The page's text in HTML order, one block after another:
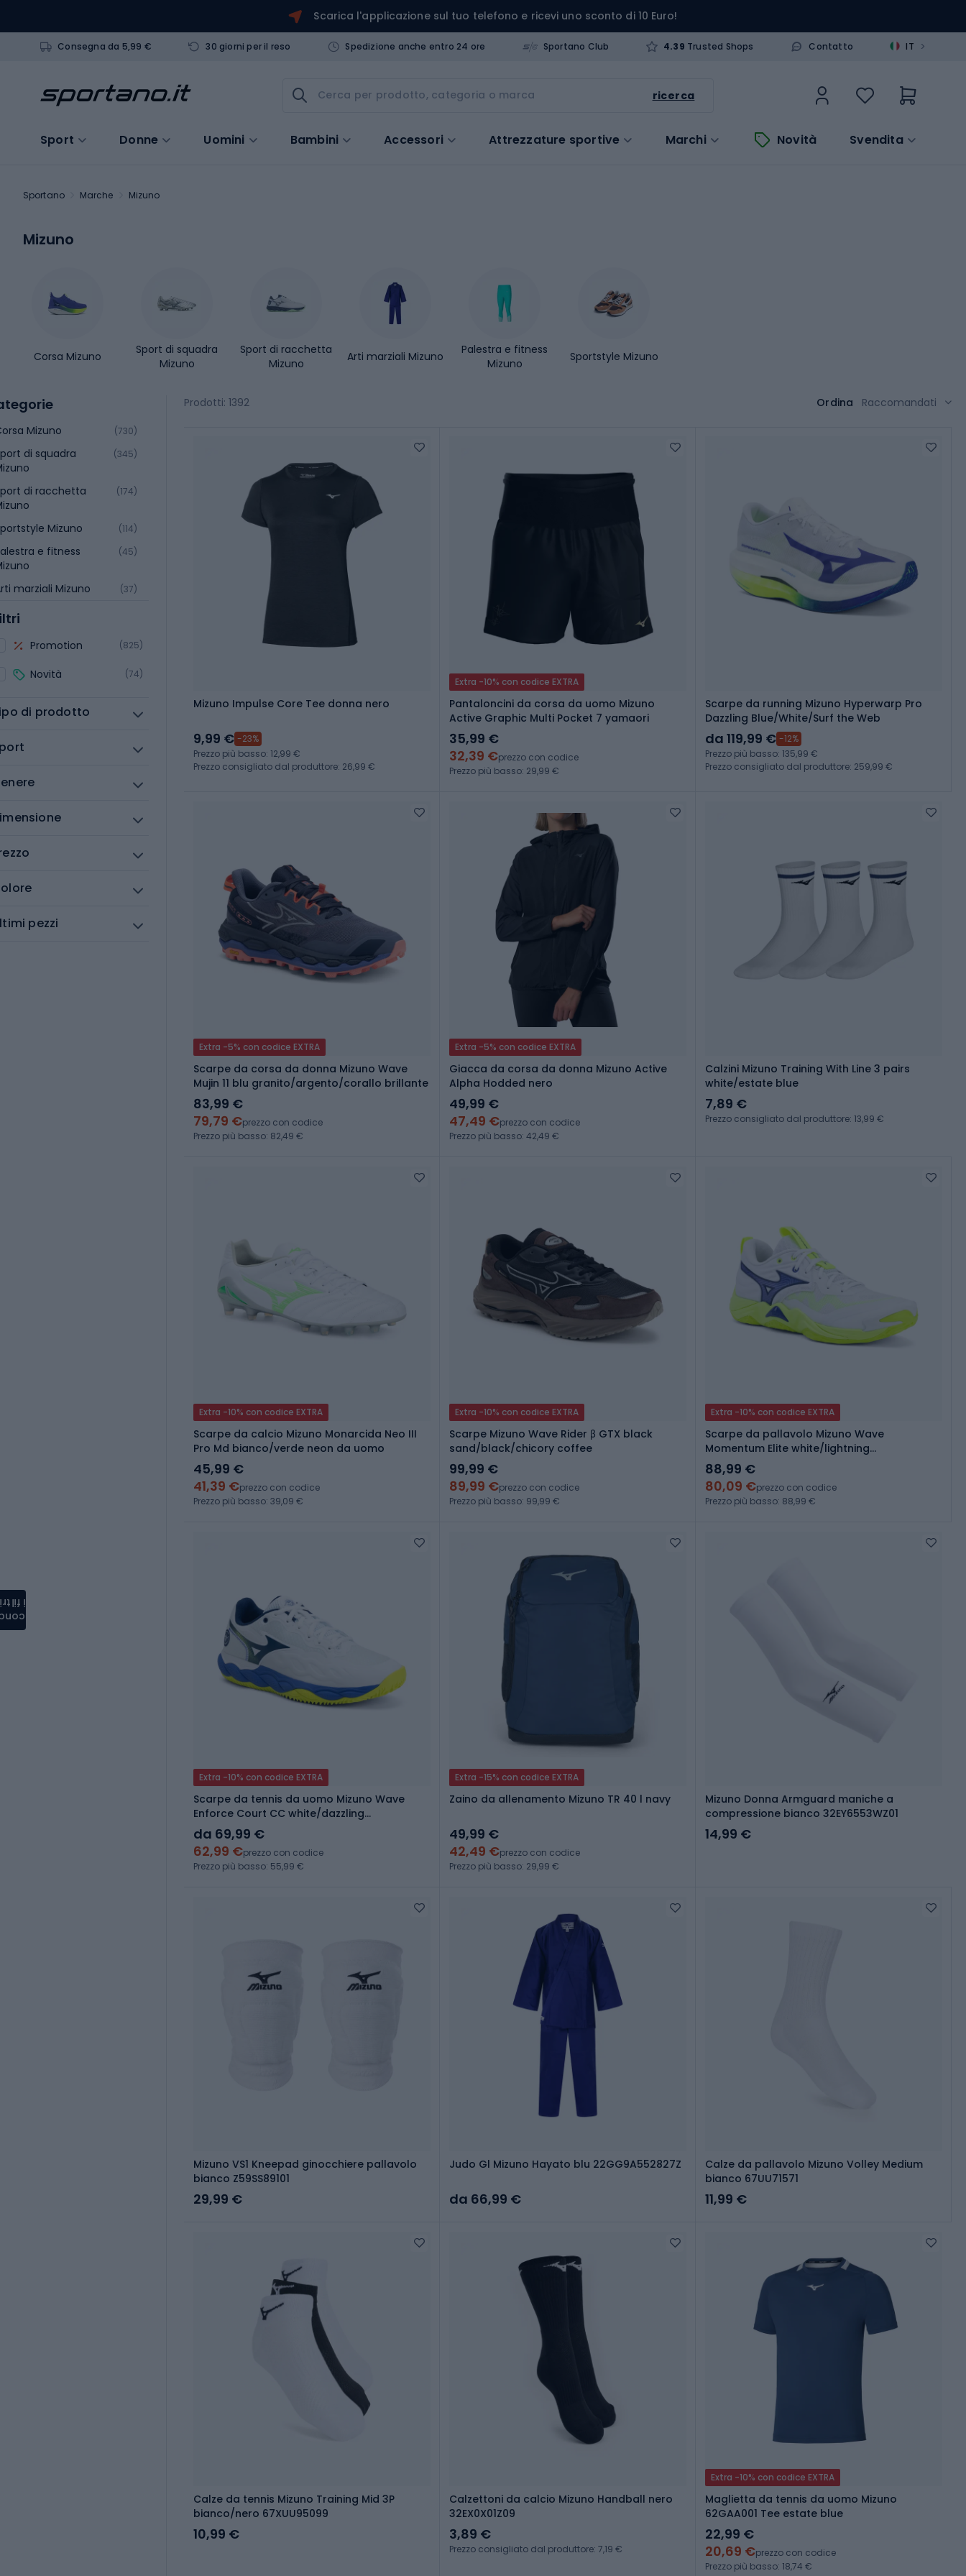
Scarica l'applicazione sul tuo telefono e ricevi uno sconto di 10 Euro!
Consegna da 5,99 € 30 giorni per il reso Spedizione anche entro 24 ore Sportano Club 4.39 Trusted Shops Contatto IT >
ricerca
Sport Donne Uomini Bambini Accessori Attrezzature sportive Marchi Novità Svendita
Sportano Marche Mizuno
Mizuno
Corsa Mizuno
Sport di squadra
Mizuno
Sport di racchetta
Mizuno
Arti marziali Mizuno
Palestra e fitness
Mizuno
Sportstyle Mizuno
Mizuno (730)
di squadra
(345)
di racchetta
(174)
Mizuno (114)
e fitness
(45)
marziali Mizuno (37)
Promotion (825)
Novità (74)
di prodotto
pezzi
Prodotti: 1392 Ordina Raccomandati
Mizuno Impulse Core Tee donna nero
9,99 € -23%
Prezzo più basso: 12,99 €
Prezzo consigliato dal produttore: 26,99 €
Extra -10% con codice EXTRA
Pantaloncini da corsa da uomo Mizuno
Active Graphic Multi Pocket 7 yamaori
35,99 €
32,39 €prezzo con codice
Prezzo più basso: 29,99 €
Scarpe da running Mizuno Hyperwarp Pro
Dazzling Blue/White/Surf the Web
da 119,99 € -12%
Prezzo più basso: 135,99 €
Prezzo consigliato dal produttore: 259,99 €
Extra -5% con codice EXTRA
Scarpe da corsa da donna Mizuno Wave
Mujin 11 blu granito/argento/corallo brillante
83,99 €
79,79 €prezzo con codice
Prezzo più basso: 82,49 €
Extra -5% con codice EXTRA
Giacca da corsa da donna Mizuno Active
Alpha Hodded nero
49,99 €
47,49 €prezzo con codice
Prezzo più basso: 42,49 €
Calzini Mizuno Training With Line 3 pairs
white/estate blue
7,89 €
Prezzo consigliato dal produttore: 13,99 €
Extra -10% con codice EXTRA
Scarpe da calcio Mizuno Monarcida Neo III
Pro Md bianco/verde neon da uomo
45,99 €
41,39 €prezzo con codice
Prezzo più basso: 39,09 €
Extra -10% con codice EXTRA
Scarpe Mizuno Wave Rider β GTX black
sand/black/chicory coffee
99,99 €
89,99 €prezzo con codice
Prezzo più basso: 99,99 €
Extra -10% con codice EXTRA
Scarpe da pallavolo Mizuno Wave
Momentum Elite white/lightning
yellow/dazzling blue
88,99 €
80,09 €prezzo con codice
Prezzo più basso: 88,99 €
Extra -10% con codice EXTRA
Scarpe da tennis da uomo Mizuno Wave
Enforce Court CC white/dazzling
blue/lightning
da 69,99 €
62,99 €prezzo con codice
Prezzo più basso: 55,99 €
Extra -15% con codice EXTRA
Zaino da allenamento Mizuno TR 40 l navy
49,99 €
42,49 €prezzo con codice
Prezzo più basso: 29,99 €
Mizuno Donna Armguard maniche a
compressione bianco 32EY6553WZ01
14,99 €
Mizuno VS1 Kneepad ginocchiere pallavolo
bianco Z59SS89101
29,99 €
Judo Gl Mizuno Hayato blu 22GG9A552827Z
da 66,99 €
Calze da pallavolo Mizuno Volley Medium
bianco 67UU71571
11,99 €
Calze da tennis Mizuno Training Mid 3P
bianco/nero 67XUU95099
10,99 €
Calzettoni da calcio Mizuno Handball nero
32EX0X01Z09
3,89 €
Prezzo consigliato dal produttore: 7,19 €
Extra -10% con codice EXTRA
Maglietta da tennis da uomo Mizuno
62GAA001 Tee estate blue
22,99 €
20,69 €prezzo con codice
Prezzo più basso: 18,74 €
i filtri